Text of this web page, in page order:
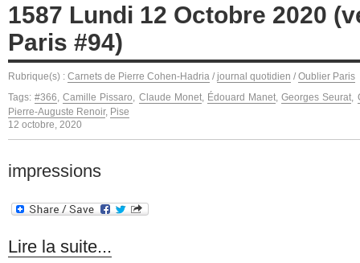
1587 Lundi 12 Octobre 2020
Paris #94)
Rubrique(s) : Carnets de Pierre Cohen-Hadria / journal quotidien / Oublier Paris
Tags:#366 ,Camille Pissaro Claude Monet, Édouard Manet ,Georges Seurat
Pierre-Auguste Renoir, Pise
12 octobre, 2020
impressions
Lire la suite...